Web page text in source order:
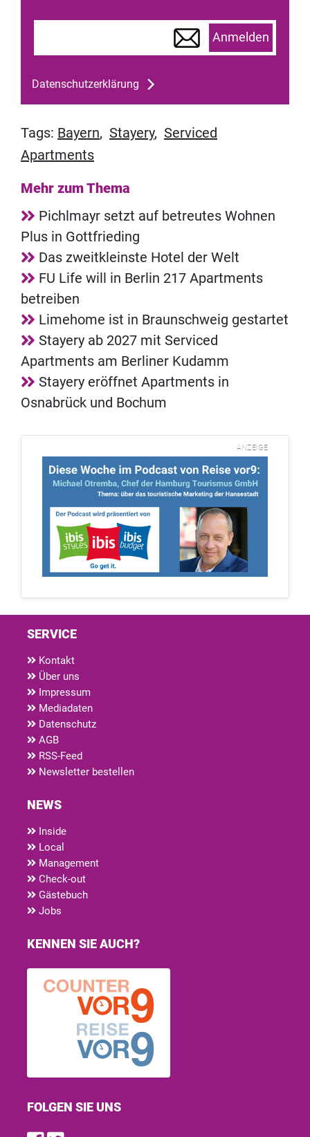
Anmelden
Datenschutzerklärung
Tags: Bayern, Stayery, Serviced
Apartments
Mehr zum Thema
Pichlmayr setzt auf betreutes Wohnen
Plus in Gottfrieding
Das zweitkleinste Hotel der Welt
FU Life will in Berlin 217 Apartments
betreiben
Limehome ist in Braunschweig gestartet
Stayery ab 2027 mit Serviced
Apartments am Berliner Kudamm
Stayery eröffnet Apartments in
Osnabrück und Bochum
ANZEIGE
SERVICE
Kontakt
Über uns
Impressum
Mediadaten
Datenschutz
AGB
RSS-Feed
Newsletter bestellen
NEWS
Inside
Local
Management
Check-out
Gästebuch
Jobs
KENNEN SIE AUCH?
FOLGEN SIE UNS